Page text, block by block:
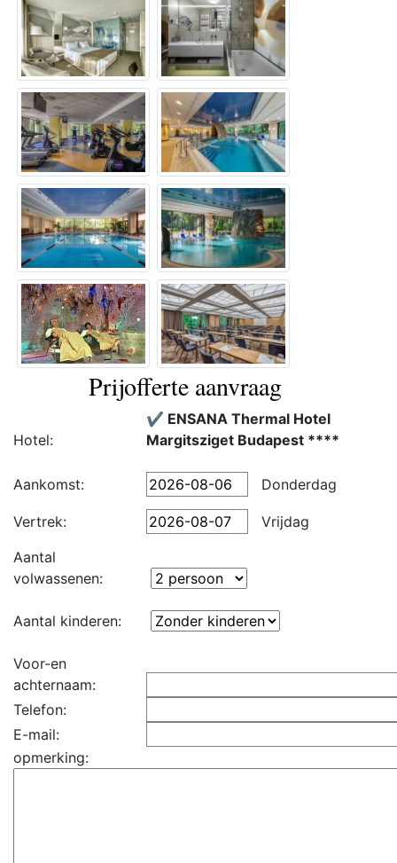
Prijofferte aanvraag
Hotel:
✔️ ENSANA Thermal Hotel
Margitsziget Budapest ****
Aankomst: Donderdag
Vertrek:
Vrijdag
Aantal
volwassenen:
Aantal kinderen:
Voor-en
achternaam:
Telefon:
E-mail:
opmerking: